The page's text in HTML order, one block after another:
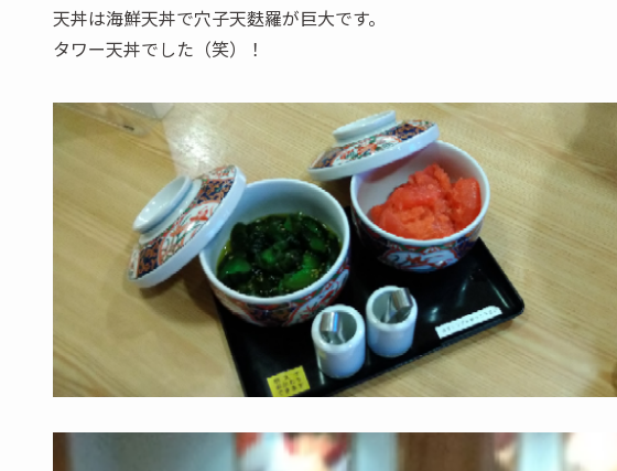
天丼は海鮮天丼で穴子天麩羅が巨大です。
タワー天丼でした（笑）！